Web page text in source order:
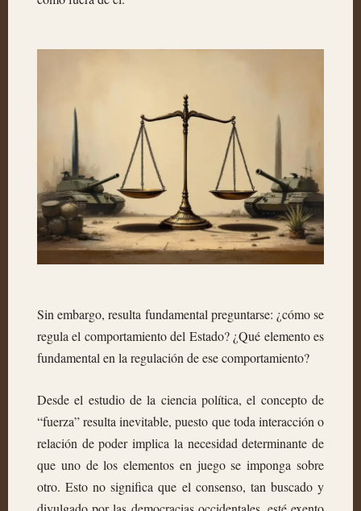
Sin embargo, resulta fundamental preguntarse: ¿cómo se
regula el comportamiento del Estado? ¿Qué elemento es
fundamental en la regulación de ese comportamiento?
Desde el estudio de la ciencia política, el concepto de
“fuerza” resulta inevitable, puesto que toda interacción o
relación de poder implica la necesidad determinante de
que uno de los elementos en juego se imponga sobre
otro. Esto no significa que el consenso, tan buscado y